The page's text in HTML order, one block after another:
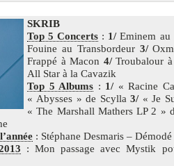
SKRIB
Top 5 Concerts : 1/Eminem au
Fouine au Transbordeur 3/
Frappé à Macon 4/Troubalour
All Star à la Cavazik
Top 5 Albums : 1/« Racine
« Abysses » de Scylla3/« Je
« The Marshall Mathers LP 2 »
: Stéphane Desmaris –
: Mon passage avec Mystik